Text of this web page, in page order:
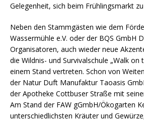
Gelegenheit, sich beim Frühlingsmarkt
Neben den Stammgästen wie dem
Wassermühle e.V. oder der BQS GmbH
Organisatoren, auch wieder neue
die Wildnis- und Survivalschule „Walk on
einem Stand vertreten. Schon von
der Natur Duft Manufaktur Taoasis
der Apotheke Cottbuser Straße mit
Am Stand der FAW gGmbH/Ökogarten
unterschiedlichsten Kräuter und